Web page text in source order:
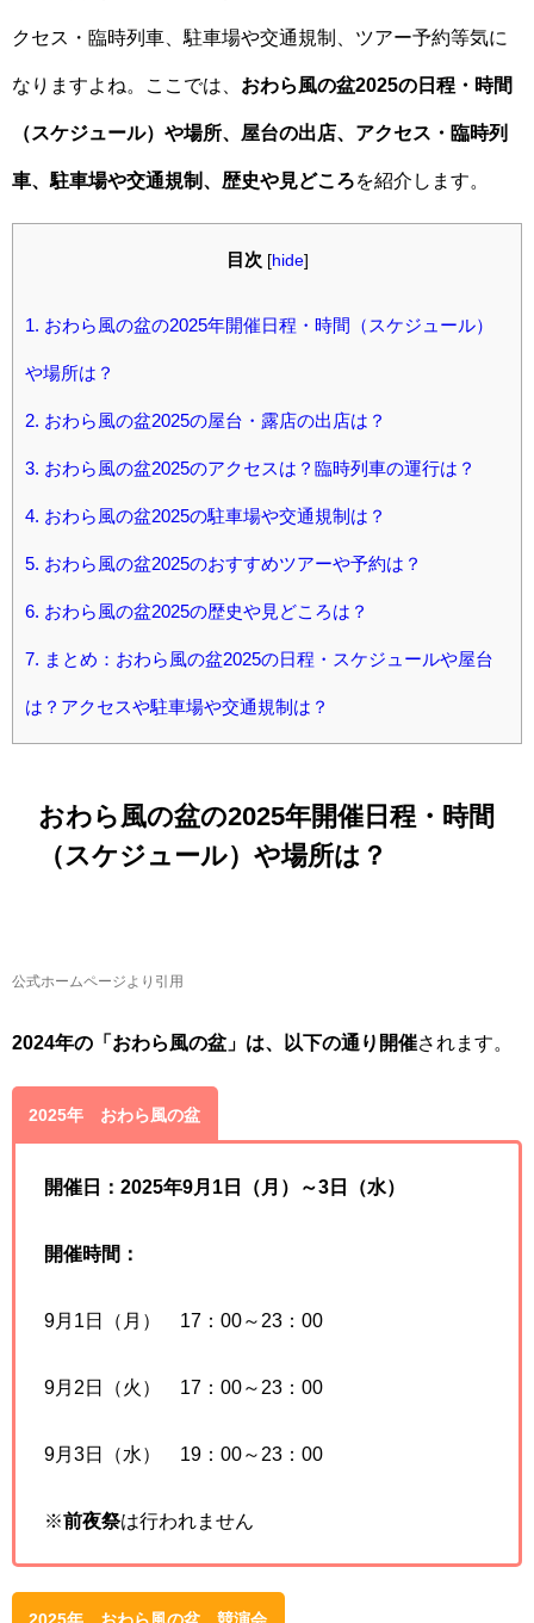
クセス・臨時列車、駐車場や交通規制、ツアー予約等気に
なりますよね。ここでは、 おわら風の盆2025の日程・時間
（スケジュール）や場所、屋台の出店、アクセス・臨時列
車、駐車場や交通規制、歴史や見どころを紹介します。
目次 [hide]
1. おわら風の盆の2025年開催日程・時間（スケジュール）
や場所は？
2. おわら風の盆2025の屋台・露店の出店は？
3. おわら風の盆2025のアクセスは？臨時列車の運行は？
4. おわら風の盆2025の駐車場や交通規制は？
5. おわら風の盆2025のおすすめツアーや予約は？
6. おわら風の盆2025の歴史や見どころは？
7. まとめ：おわら風の盆2025の日程・スケジュールや屋台
は？アクセスや駐車場や交通規制は？
おわら風の盆の2025年開催日程・時間
（スケジュール）や場所は？
公式ホームページより引用
2024年の「おわら風の盆」は、以下の通り開催されます。
2025年 おわら風の盆
開催日：2025年9月1日 （月） ～3日（水）
開催時間：
9月1日（月） 17：00～23：00
9月2日（火） 17：00～23：00
9月3日（水） 19：00～23：00
※前夜祭は行われません